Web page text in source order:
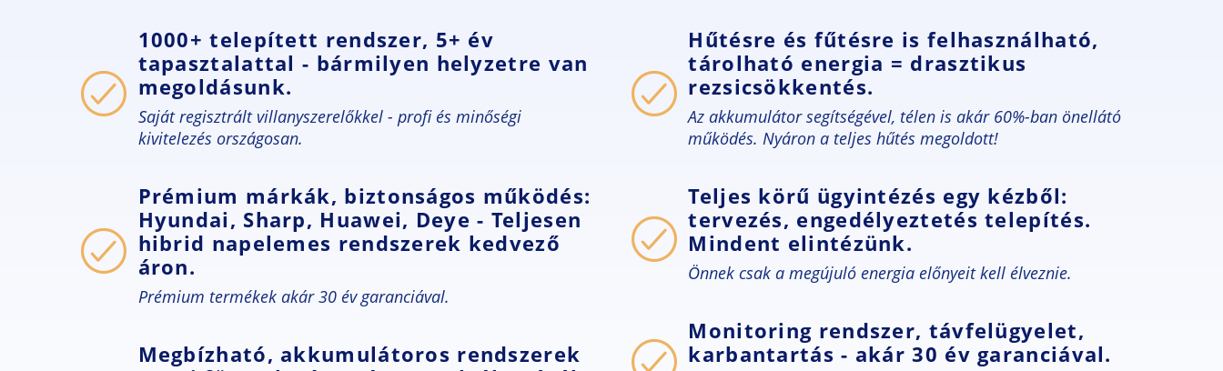
1000+ telepített rendszer, 5+ év
tapasztalattal - bármilyen helyzetre van
megoldásunk.
Saját regisztrált villanyszerelőkkel - profi és minőségi
kivitelezés országosan.
Prémium márkák, biztonságos működés:
Hyundai, Sharp, Huawei, Deye - Teljesen
hibrid napelemes rendszerek kedvező
áron.
Prémium termékek akár 30 év garanciával.
Megbízható, akkumulátoros rendszerek
Hűtésre és fűtésre is felhasználható,
tárolható energia = drasztikus
rezsicsökkentés.
Az akkumulátor segítségével, télen is akár 60%-ban önellátó
működés. Nyáron a teljes hűtés megoldott!
Teljes körű ügyintézés egy kézből:
tervezés, engedélyeztetés telepítés.
Mindent elintézünk.
Önnek csak a megújuló energia előnyeit kell élveznie.
Monitoring rendszer, távfelügyelet,
karbantartás - akár 30 év garanciával.